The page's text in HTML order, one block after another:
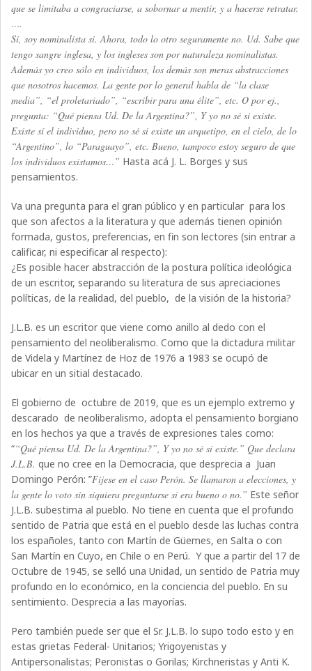
que se limitaba a congraciarse, a sobornar a mentir, y a hacerse retratar.
….
Si, soy nominalista si. Ahora, todo lo otro seguramente no. Ud. Sabe que
tengo sangre inglesa, y los ingleses son por naturaleza nominalistas.
Además yo creo sólo en individuos, los demás son meras abstracciones
que nosotros hacemos. La gente por lo general habla de “la clase
media”, “el proletariado”, “escribir para una élite”, etc. O por ej.,
pregunta: “Qué piensa Ud. De la Argentina?”, Y yo no sé si existe.
Existe sí el individuo, pero no sé si existe un arquetipo, en el cielo, de lo
“Argentino”, lo “Paraguayo”, etc. Bueno, tampoco estoy seguro de que
los individuos existamos…” Hasta acá J. L. Borges y sus
pensamientos.
Va una pregunta para el gran público y en particular para los
que son afectos a la literatura y que además tienen opinión
formada, gustos, preferencias, en fin son lectores (sin entrar a
calificar, ni especificar al respecto):
¿Es posible hacer abstracción de la postura política ideológica
de un escritor, separando su literatura de sus apreciaciones
políticas, de la realidad, del pueblo, de la visión de la historia?
J.L.B. es un escritor que viene como anillo al dedo con el
pensamiento del neoliberalismo. Como que la dictadura militar
de Videla y Martínez de Hoz de 1976 a 1983 se ocupó de
ubicar en un sitial destacado.
El gobierno de octubre de 2019, que es un ejemplo extremo y
descarado de neoliberalismo, adopta el pensamiento borgiano
en los hechos ya que a través de expresiones tales como:
““Qué piensa Ud. De la Argentina?”, Y yo no sé si existe.” Que declara
J.L.B.que no cree en la Democracia, que desprecia a Juan
Domingo Perón: ”Fíjese en el caso Perón. Se llamaron a elecciones, y
la gente lo voto sin siquiera preguntarse si era bueno o no.” Este señor
J.L.B. subestima al pueblo. No tiene en cuenta que el profundo
sentido de Patria que está en el pueblo desde las luchas contra
los españoles, tanto con Martín de Güemes, en Salta o con
San Martín en Cuyo, en Chile o en Perú. Y que a partir del 17 de
Octubre de 1945, se selló una Unidad, un sentido de Patria muy
profundo en lo económico, en la conciencia del pueblo. En su
sentimiento. Desprecia a las mayorías.
Pero también puede ser que el Sr. J.L.B. lo supo todo esto y en
estas grietas Federal- Unitarios; Yrigoyenistas y
Antipersonalistas; Peronistas o Gorilas; Kirchneristas y Anti K.